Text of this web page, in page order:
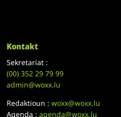
Kontakt
Sekretariat :
(00)352 29 79 99
admin@woxx.lu
Redaktioun :woxx@woxx.lu
Agenda :agenda@woxx.lu